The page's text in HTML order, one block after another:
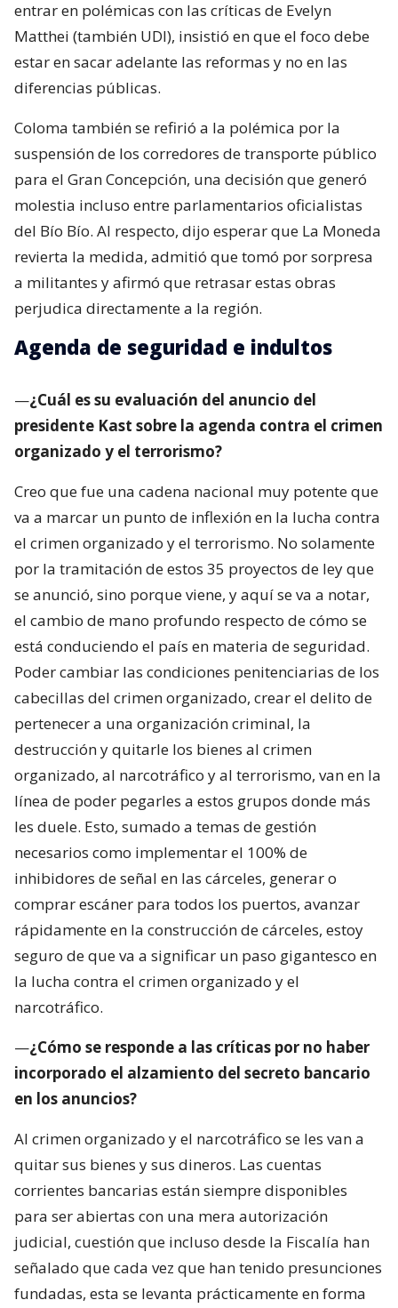
entrar en polémicas con las críticas de Evelyn
Matthei (también UDI), insistió en que el foco debe
estar en sacar adelante las reformas y no en las
diferencias públicas.
Coloma también se refirió a la polémica por la
suspensión de los corredores de transporte público
para el Gran Concepción, una decisión que generó
molestia incluso entre parlamentarios oficialistas
del Bío Bío. Al respecto, dijo esperar que La Moneda
revierta la medida, admitió que tomó por sorpresa
a militantes y afirmó que retrasar estas obras
perjudica directamente a la región.
Agenda de seguridad e indultos
—¿Cuál es su evaluación del anuncio del
presidente Kast sobre la agenda contra el crimen
organizado y el terrorismo?
Creo que fue una cadena nacional muy potente que
va a marcar un punto de inflexión en la lucha contra
el crimen organizado y el terrorismo. No solamente
por la tramitación de estos 35 proyectos de ley que
se anunció, sino porque viene, y aquí se va a notar,
el cambio de mano profundo respecto de cómo se
está conduciendo el país en materia de seguridad.
Poder cambiar las condiciones penitenciarias de los
cabecillas del crimen organizado, crear el delito de
pertenecer a una organización criminal, la
destrucción y quitarle los bienes al crimen
organizado, al narcotráfico y al terrorismo, van en la
línea de poder pegarles a estos grupos donde más
les duele. Esto, sumado a temas de gestión
necesarios como implementar el 100% de
inhibidores de señal en las cárceles, generar o
comprar escáner para todos los puertos, avanzar
rápidamente en la construcción de cárceles, estoy
seguro de que va a significar un paso gigantesco en
la lucha contra el crimen organizado y el
narcotráfico.
—¿Cómo se responde a las críticas por no haber
incorporado el alzamiento del secreto bancario
en los anuncios?
Al crimen organizado y el narcotráfico se les van a
quitar sus bienes y sus dineros. Las cuentas
corrientes bancarias están siempre disponibles
para ser abiertas con una mera autorización
judicial, cuestión que incluso desde la Fiscalía han
señalado que cada vez que han tenido presunciones
fundadas, esta se levanta prácticamente en forma